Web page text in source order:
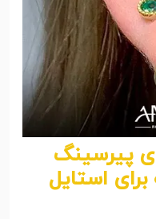
پیرسینگ
استایل